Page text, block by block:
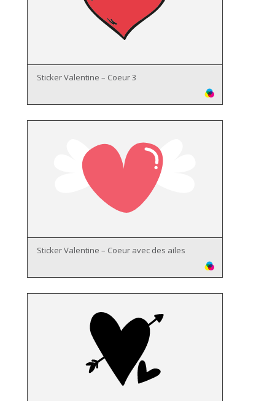
Sticker Valentine – Coeur 3
Sticker Valentine – Coeur avec des ailes